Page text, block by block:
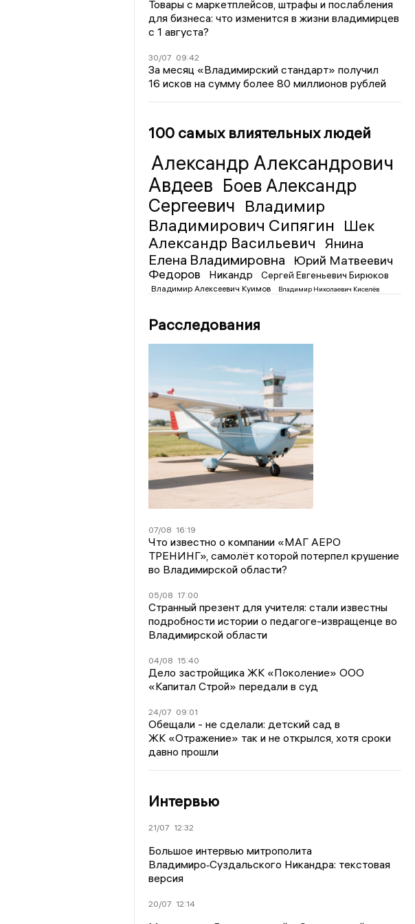
Товары с маркетплейсов, штрафы и послабления
для бизнеса: что изменится в жизни владимирцев
с 1 августа?
30/07 09:42
За месяц «Владимирский стандарт» получил
16 исков на сумму более 80 миллионов рублей
100 самых влиятельных людей
Александр Александрович
Авдеев Боев Александр
Сергеевич Владимир
Владимирович Сипягин Шек
Александр Васильевич
Янина
Елена Владимировна
Юрий Матвеевич
Федоров
Никандр Сергей Евгеньевич Бирюков
Владимир Алексеевич Куимов Владимир Николаевич Киселёв
Расследования
07/08 16:19
Что известно о компании «МАГ АЕРО
ТРЕНИНГ», самолёт которой потерпел крушение
во Владимирской области?
05/08 17:00
Странный презент для учителя: стали известны
подробности истории о педагоге-извращенце во
Владимирской области
04/08 15:40
Дело застройщика ЖК «Поколение» ООО
«Капитал Строй» передали в суд
24/07 09:01
Обещали - не сделали: детский сад в
ЖК «Отражение» так и не открылся, хотя сроки
давно прошли
Интервью
21/07 12:32
Большое интервью митрополита
Владимиро‑Суздальского Никандра: текстовая
версия
20/07 12:14